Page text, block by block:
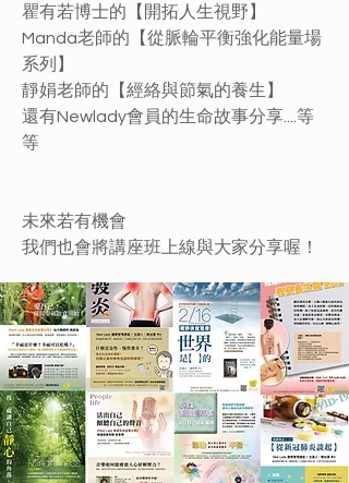
瞿有若博士的【開拓人生視野】
Manda老師的【從脈輪平衡強化能量場
系列】
靜娟老師的【經絡與節氣的養生】
​還有Newlady會員的生命故事分享....等
等
未來若有機會
我們也會將講座班上線與大家分享喔！